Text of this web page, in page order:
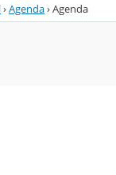
›Agenda›Agenda